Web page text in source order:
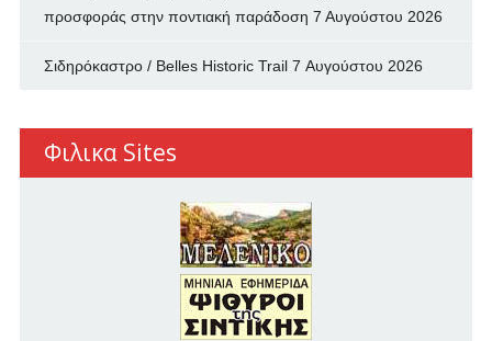
προσφοράς στην ποντιακή παράδοση 7 Αυγούστου 2026
Σιδηρόκαστρο / Belles Historic Trail 7 Αυγούστου 2026
Φιλικα Sites